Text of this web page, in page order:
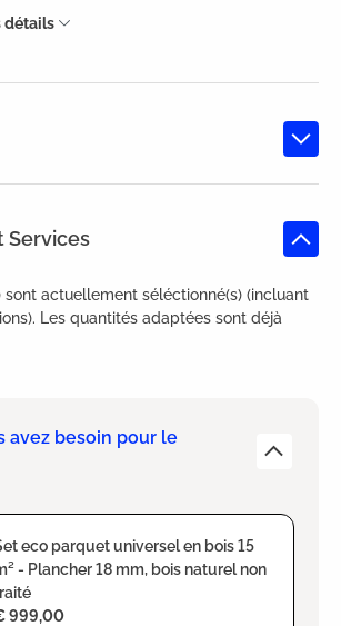
Services
sont actuellement séléctionné(s) (incluant
Les quantités adaptées sont déjà
avez besoin pour le
eco parquet universel en bois 15
- Plancher 18 mm, bois naturel non
999,00
détails